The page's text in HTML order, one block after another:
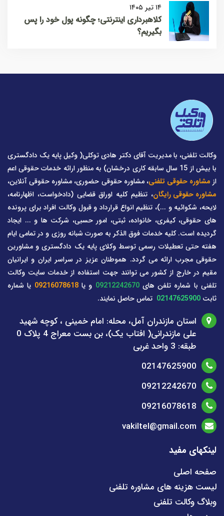
۱۴ تیر ۱۴۰۵
کلاهبرداری اینترنتی؛ چگونه پول خود را پس
بگیریم؟
وکالت تلفنی، با مدیریت آقای دکتر هادی توکلی( وکیل پایه یک دادگستری
با بیش از 15 سال سابقه کاری درخشان) به منظور ارائه خدمات حقوقی اعم
از مشاوره حقوقی تلفنی، مشاوره حقوقی حضوری، مشاوره حقوقی آنلاین،
مشاوره حقوقی رایگان، تنظیم کلیه اوراق قضایی (دادخواست، اظهارنامه،
لایحه، شکوائیه و ...)، تنظیم انواع قرارداد و قبول وکالت افراد برای پرونده
های حقوقی، کیفری، خانواده، ثبتی، امور حسبی، شرکت ها و ... ایجاد
گردیده است. کلیه خدمات فوق الذکر به صورت شبانه روزی و در تمامی ایام
هفته حتی تعطیلات رسمی توسط وکلای پایه یک دادگستری و مشاورین
حقوقی مجرب ارائه می گردد. هموطنان عزیز در سراسر ایران و ایرانیان
مقیم در خارج از کشور می توانند جهت استفاده از خدمات سایت وکالت
تلفنی با شماره تلفن های09212242670 و یا09216078618 یا شماره
ثابت 02147625900 تماس حاصل نمایند.
استان مازندران آمل، محله: امام خمینی ، کوچه شهید
علی مازندرانی( افتاب یک)، بن بست معراج 4 پلاک 0
طبقه: 3 واحد غربی
02147625900
09212242670
09216078618
vakiltel@gmail.com
لینکهای مفید
صفحه اصلی
لیست هزینه های مشاوره تلفنی
وبلاگ وکالت تلفنی